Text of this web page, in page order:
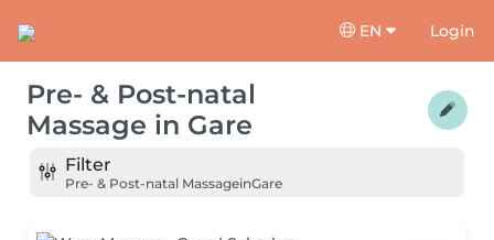
EN Login
Pre- & Post-natal
Massage in Gare
Filter
Pre- & Post-natal MassageinGare